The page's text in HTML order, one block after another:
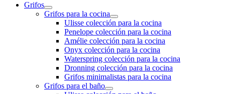
Grifos
Grifos para la cocina
Ulisse colección para la cocina
Penelope colección para la cocina
Amélie colección para la cocina
Onyx colección para la cocina
Waterspring colección para la cocina
Dronning colección para la cocina
Grifos minimalistas para la cocina
Grifos para el baño